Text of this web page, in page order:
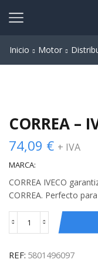
Inicio Motor
CORREA –
74,09 € + IVA
MARCA:
CORREA IVECO
CORREA. Perfecto
REF: 5801496097